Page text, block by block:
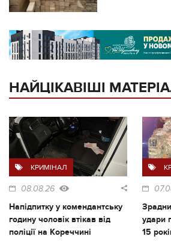
НАЙЦІКАВІШІ
КРИМІНАЛ
08.08.26
Напідпитку у комендантську
годину чоловік втікав від
поліції на Кореччині
удари
15